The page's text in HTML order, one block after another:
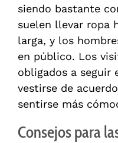
siendo bastante
suelen llevar ropa
larga, y los
en público. Los
obligados a seguir
vestirse de
sentirse más
Consejos para